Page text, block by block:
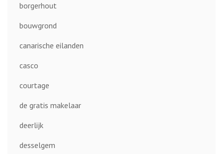
borgerhout
bouwgrond
canarische eilanden
casco
courtage
de gratis makelaar
deerlijk
desselgem